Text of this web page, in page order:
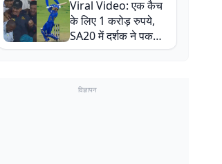
बाल-बाल बचे
Viral Video: एक कैच
के लिए 1 करोड़ रुपये,
SA20 में दर्शक ने पकड़ा
एक हाथ से गजब का कैच
विज्ञापन